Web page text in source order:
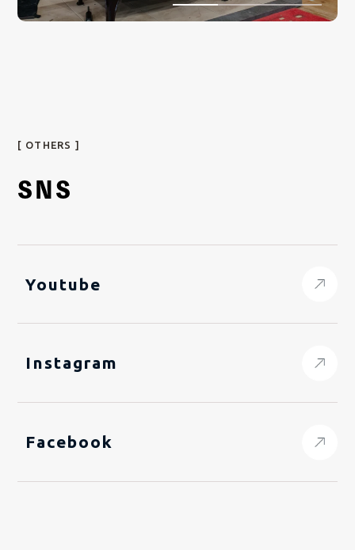
[ OTHERS ]
SNS
Youtube
Instagram
Facebook